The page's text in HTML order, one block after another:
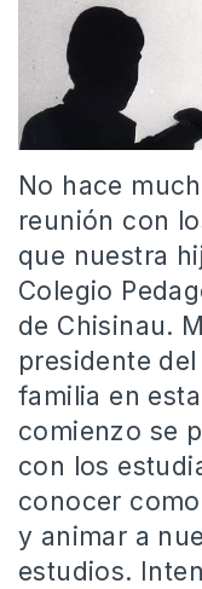
No hace
reunión con
que nuestra
Colegio
de Chisinau.
presidente
familia en
comienzo se
con los
conocer
y animar a
estudios.